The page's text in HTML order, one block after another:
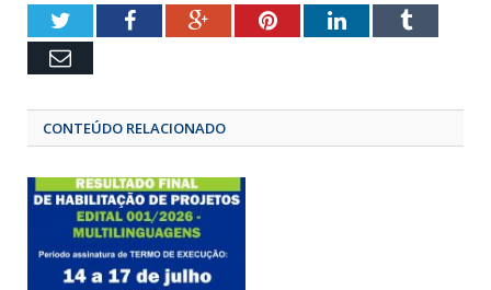
TwitterFacebookGoogle+Pinterest
LinkedIn
Email
CONTEÚDO RELACIONADO